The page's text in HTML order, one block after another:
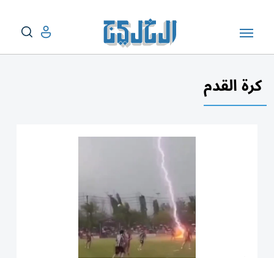
كرة القدم